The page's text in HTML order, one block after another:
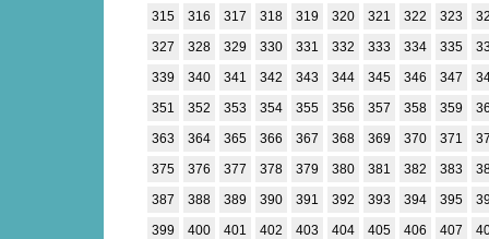
315
316 317 318 319 320 321 322 323
327
328 329 330 331 332 333 334 335
339
340 341 342 343 344 345 346 347
351
352 353 354 355 356 357 358 359
363
364 365 366 367 368 369 370 371
375
376 377 378 379 380 381 382 383
387
388 389 390 391 392 393 394 395
399
400 401 402 403 404 405 406 407